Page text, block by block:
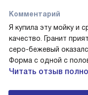
Комментарий
Я купила эту мойку и
качество. Гранит
серо-бежевый
Форма с одной с
делает работу на
чаша даёт свободу
Читать отзыв